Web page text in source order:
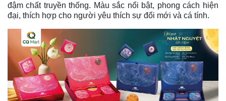
đậm chất truyền thống. Màu sắc nổi bật, phong cách hiện
đại, thích hợp cho người yêu thích sự đổi mới và cá tính.